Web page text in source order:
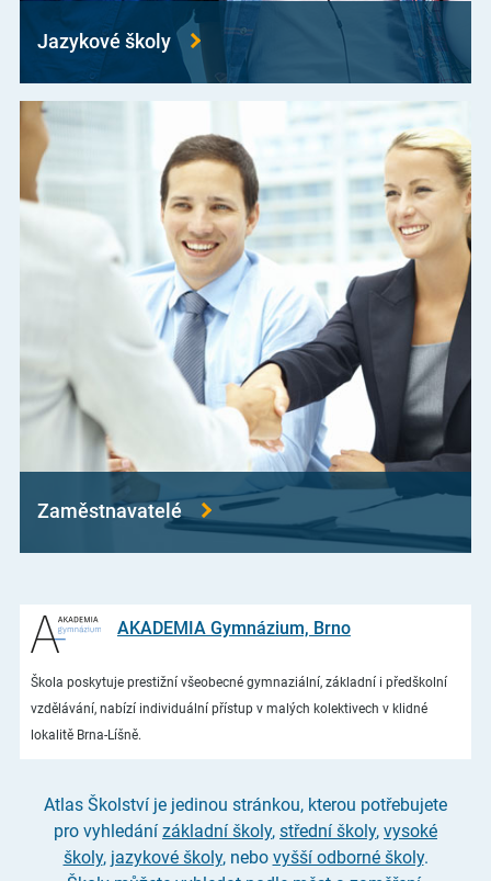
Jazykové školy
Zaměstnavatelé
AKADEMIA Gymnázium, Brno
Škola poskytuje prestižní všeobecné gymnaziální, základní i předškolní
vzdělávání, nabízí individuální přístup v malých kolektivech v klidné
lokalitě Brna-Líšně.
Atlas Školství je jedinou stránkou, kterou potřebujete
pro vyhledání základní školy, střední školy, vysoké
školy, jazykové školy, nebo vyšší odborné školy.